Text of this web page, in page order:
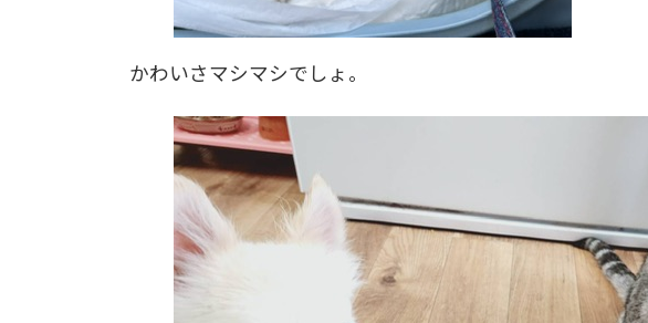
かわいさマシマシでしょ。